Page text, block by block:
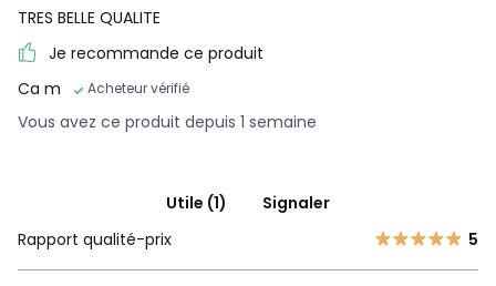
TRES BELLE QUALITE
Je recommande ce produit
Ca m
Acheteur vérifié
Vous avez ce produit depuis 1 semaine
Utile (1)
Signaler
Rapport qualité-prix
5